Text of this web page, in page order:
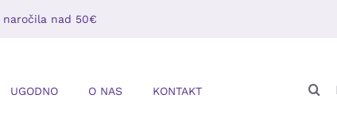
naročila nad 50€
UGODNO O NAS KONTAKT